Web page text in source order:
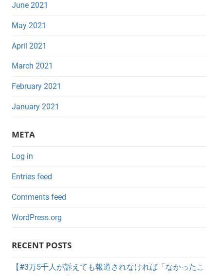
June 2021
May 2021
April 2021
March 2021
February 2021
January 2021
META
Log in
Entries feed
Comments feed
WordPress.org
RECENT POSTS
【#3万5千人が訴えても報道されなければ「なかったこ